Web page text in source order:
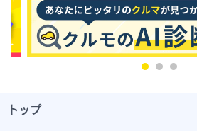
トップ